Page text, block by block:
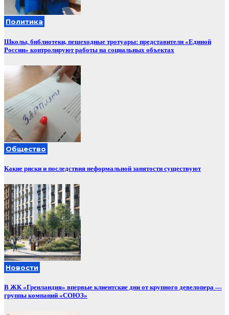
Политика
Школы, библиотеки, пешеходные тротуары: представители «Единой
России» контролируют работы на социальных объектах
Общество
Какие риски и последствия неформальной занятости существуют
Новости
В ЖК «Гренландия» впервые клиентские дни от крупного девелопера —
группы компаний «СОЮЗ»